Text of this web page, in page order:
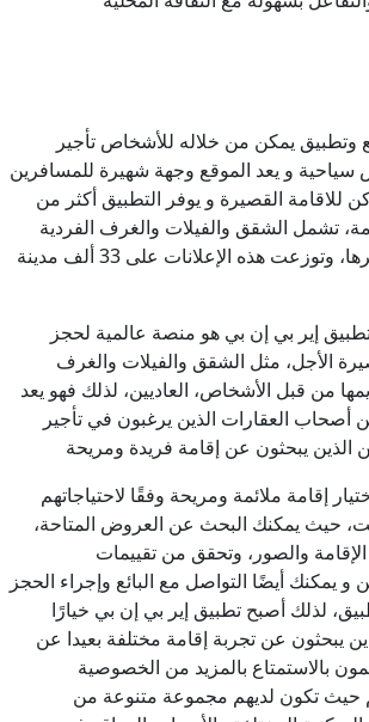
وتطبيق يمكن من خلاله للأشخاص تأجير
سياحية و يعد الموقع وجهة شهيرة للمسافرين
للاقامة القصيرة و يوفر التطبيق أكثر من
تشمل الشقق والفيلات والغرف الفردية
والمنازل الريفية وغيرها، وتوزعت هذه الإعلانات على 33 ألف مدينة
إير بي إن بي هو منصة عالمية لحجز
الأجل، مثل الشقق والفيلات والغرف
من قبل الأشخاص، العاديين، لذلك فهو يعد
أصحاب العقارات الذين يرغبون في تأجير
الذين يبحثون عن إقامة فريدة ومريحة
إقامة ملائمة ومريحة وفقًا لاحتياجاتهم
حيث يمكنك البحث عن العروض المتاحة،
والصور، وتحقق من تقييمات
و يمكنك أيضًا التواصل مع البائع وإجراء الحجز
لذلك أصبح تطبيق إير بي إن بي خيارًا
يبحثون عن تجربة إقامة مختلفة بعيدا عن
بالاستمتاع بالمزيد من الخصوصية
حيث تكون لديهم مجموعة متنوعة من